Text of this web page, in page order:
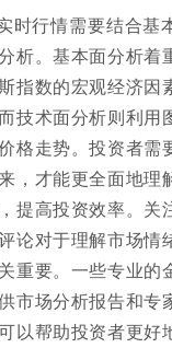
时行情需要结合基
析。基本面分析着
指数的宏观经济因
技术面分析则利用
格走势。投资者需
，才能更全面地理
提高投资效率。关
论对于理解市场情
重要。一些专业的
市场分析报告和专
以帮助投资者更好